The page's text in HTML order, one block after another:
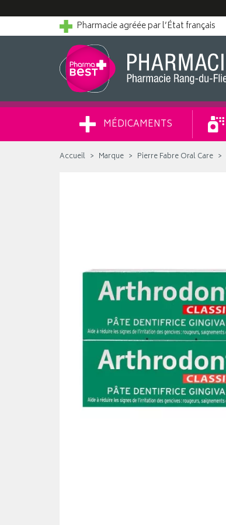
Pharmacie agréée par l’État français
MÉDICAMENTS
Accueil Marque Pierre Fabre Oral Care